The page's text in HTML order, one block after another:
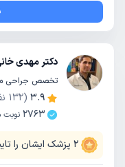
دکتر مهدی
تخصص جراحی
3.9
(
132
2763 نوبت
2 پزشک ایشان را